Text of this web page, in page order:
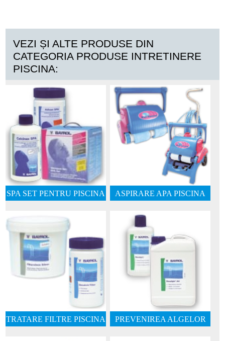
VEZI ȘI ALTE PRODUSE DIN
CATEGORIA PRODUSE INTRETINERE
PISCINA:
SPA SET PENTRU PISCINA ASPIRARE APA PISCINA
TRATARE FILTRE PISCINA PREVENIREA ALGELOR